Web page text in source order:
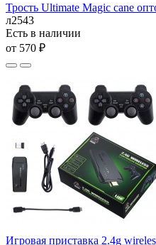
Трость Ultimate Magic cane
л2543
Есть в наличии
от 570 ₽
Игровая приставка 2.4g